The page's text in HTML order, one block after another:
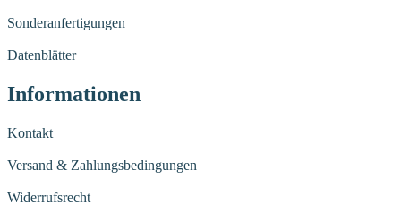
Sonderanfertigungen
Datenblätter
Informationen
Kontakt
Versand & Zahlungsbedingungen
Widerrufsrecht